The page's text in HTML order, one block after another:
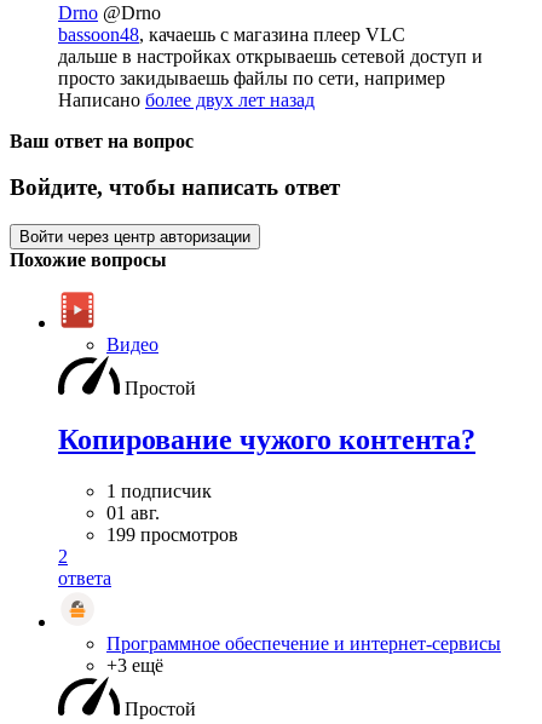
Drno @Drno
bassoon48, качаешь с магазина плеер VLC
дальше в настройках открываешь сетевой доступ и
просто закидываешь файлы по сети, например
Написано более двух лет назад
Ваш ответ на вопрос
Войдите, чтобы написать ответ
Войти через центр авторизации
Похожие вопросы
Видео
Простой
Копирование чужого контента?
1 подписчик
01 авг.
199 просмотров
2
ответа
Программное обеспечение и интернет-сервисы
+3 ещё
Простой